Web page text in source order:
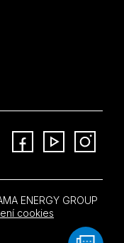
ENERGY GROUP
cookies